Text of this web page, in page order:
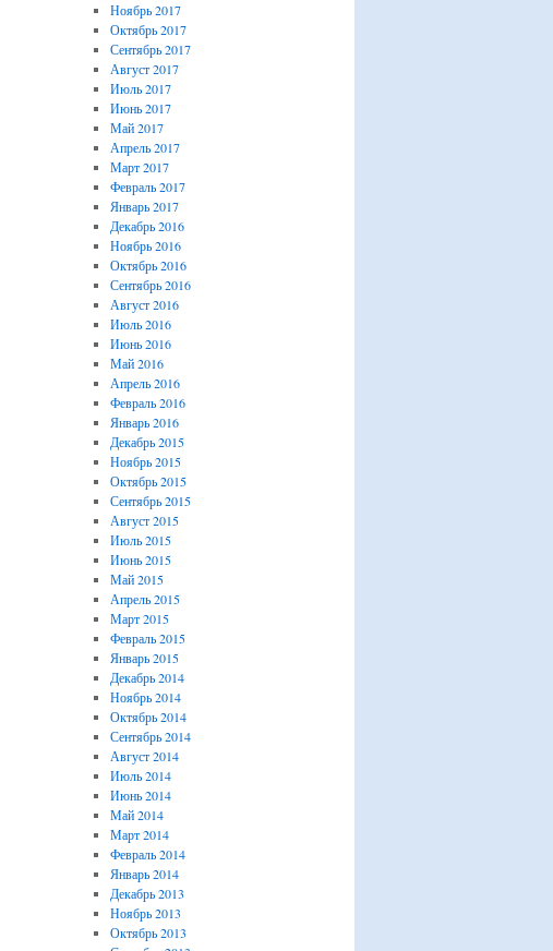
Ноябрь 2017
Октябрь 2017
Сентябрь 2017
Август 2017
Июль 2017
Июнь 2017
Май 2017
Апрель 2017
Март 2017
Февраль 2017
Январь 2017
Декабрь 2016
Ноябрь 2016
Октябрь 2016
Сентябрь 2016
Август 2016
Июль 2016
Июнь 2016
Май 2016
Апрель 2016
Февраль 2016
Январь 2016
Декабрь 2015
Ноябрь 2015
Октябрь 2015
Сентябрь 2015
Август 2015
Июль 2015
Июнь 2015
Май 2015
Апрель 2015
Март 2015
Февраль 2015
Январь 2015
Декабрь 2014
Ноябрь 2014
Октябрь 2014
Сентябрь 2014
Август 2014
Июль 2014
Июнь 2014
Май 2014
Март 2014
Февраль 2014
Январь 2014
Декабрь 2013
Ноябрь 2013
Октябрь 2013